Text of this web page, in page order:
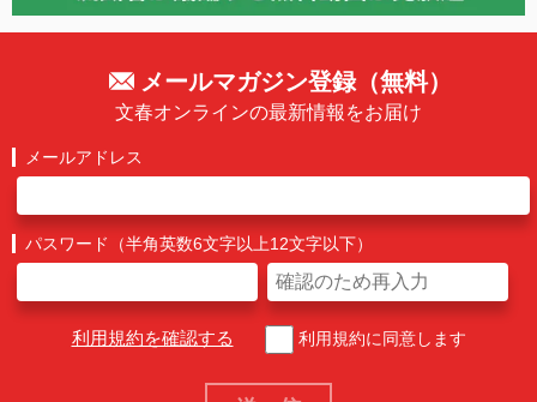
メールマガジン登録（無料）
文春オンラインの最新情報をお届け
メールアドレス
パスワード（半角英数6文字以上12文字以下）
利用規約を確認する 利用規約に同意します